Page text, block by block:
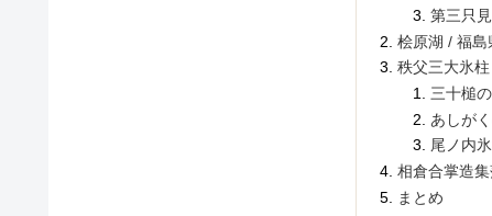
第三只
桧原湖 / 福島
秩父三大氷
三十槌
あしが
尾ノ内
相倉合掌造
まとめ